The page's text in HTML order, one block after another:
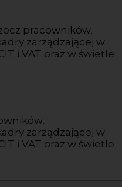
pracowników,
zarządzającej w
i VAT oraz w świetle
zarządzającej w
i VAT oraz w świetle